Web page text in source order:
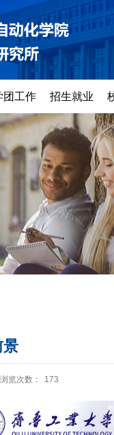
团工作 招生就业
景
浏览次数： 173